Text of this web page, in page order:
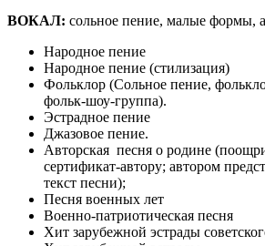
ВОКАЛ: сольное пение, малые формы,
Народное пение
Народное пение (стилизация)
Фольклор (Сольное пение,
фольк-шоу-группа).
Эстрадное пение
Джазовое пение.
Авторская песня о родине
сертификат-автору; автором
текст песни);
Песня военных лет
Военно-патриотическая песня
Хит зарубежной эстрады